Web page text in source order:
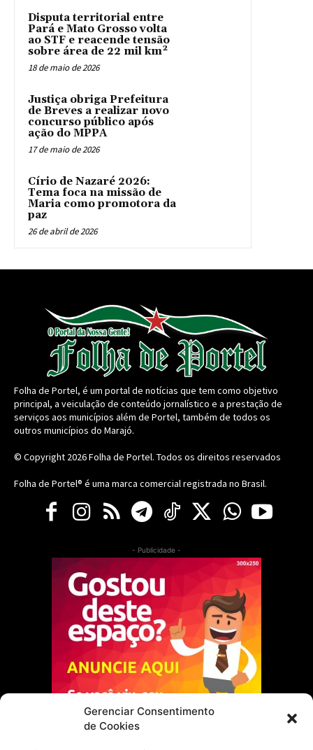
Gerenciar Consentimento
de Cookies
Disputa territorial entre
Pará e Mato Grosso volta
ao STF e reacende tensão
sobre área de 22 mil km²
18 de maio de 2026
Justiça obriga Prefeitura
de Breves a realizar novo
concurso público após
ação do MPPA
17 de maio de 2026
Círio de Nazaré 2026:
Tema foca na missão de
Maria como promotora da
paz
26 de abril de 2026
Folha de Portel, é um portal de notícias que tem como objetivo
principal, a veiculação de conteúdo jornalístico e a prestação de
serviços aos municípios além de Portel, também de todos os
outros municípios do Marajó.
© Copyright 2026Folha de Portel. Todos os direitos reservados
Folha de Portel® é uma marca comercial registrada no Brasil.
- Publicidade -